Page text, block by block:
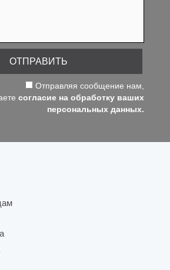
Отправляя сообщение нам,
согласие на обработку ваших
персональных данных.
ОТПРАВИТЬ